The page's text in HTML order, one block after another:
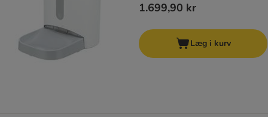
1.699,90 kr
Læg i kurv